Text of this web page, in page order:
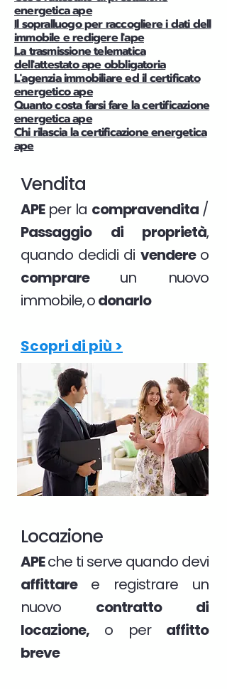
energetica ape
Il sopralluogo per raccogliere i dati dell
immobile e redigere l'ape
La trasmissione telematica
dell'attestato ape obbligatoria
L'agenzia immobiliare ed il certificato
energetico ape
Quanto costa farsi fare la certificazione
energetica ape
Chi rilascia la certificazione energetica
ape
Vendita
APE per la compravendita /
Passaggio di proprietà,
quando dedidi di vendere o
comprare un nuovo
immobile, odonarlo
Scopri di più >
Locazione
APEche ti serve quando devi
affittare e registrare un
nuovo contratto di
locazione, o peraffitto
breve